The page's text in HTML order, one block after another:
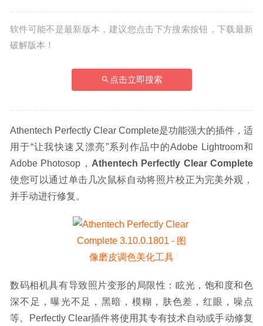
软件可能不是最新版本，建议您点击下方搜索按钮，下载最新
破解版本！
点击立即搜索
Athentech Perfectly Clear Complete是功能强大的插件，适
用于“让我快速又漂亮”系列作品中的Adobe Lightroom和
Adobe Photosop， Athentech Perfectly Clear Complete
使您可以通过单击几次鼠标自动将照片校正为完美外观，
并手动进行修复。
数码相机具有导致照片变形的局限性：眩光，饱和度和色
深不足，曝光不足，黑暗，模糊，肤色差，红眼，噪点
等。Perfectly Clear插件将使用其专有技术自动或手动修复